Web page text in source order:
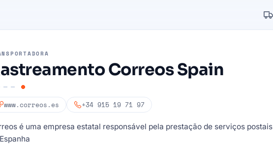
Correos Spain
www.correos.es +34 915 19 71 97
é uma empresa estatal responsável pela prestação de serviços postais